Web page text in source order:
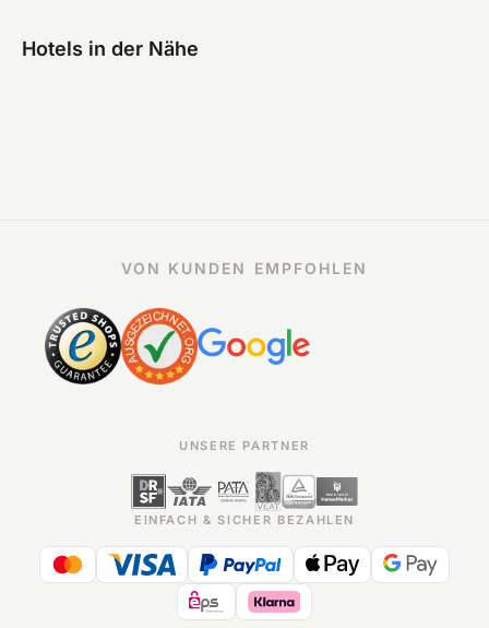
Hotels in der Nähe
VON KUNDEN EMPFOHLEN
UNSERE PARTNER
EINFACH & SICHER BEZAHLEN